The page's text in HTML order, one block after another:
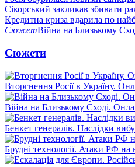
Сікорський закликав збивати
Кредитна криза вдарила по
СюжетВійна на Близькому
Сюжети
Вторгнення Росії в Україну.
Війна на Близькому Сході.
Бенкет генералів. Наслідки
Брудні технології. Атаки РФ на